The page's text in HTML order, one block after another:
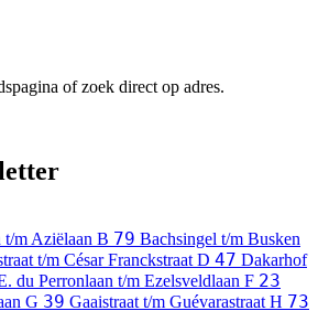
of zoek direct op adres.
m Aziëlaan B 79 Bachsingel t/m Busken
t/m César Franckstraat D 47 Dakarhof
du Perronlaan t/m Ezelsveldlaan F 23
G 39 Gaaistraat t/m Guévarastraat H 73